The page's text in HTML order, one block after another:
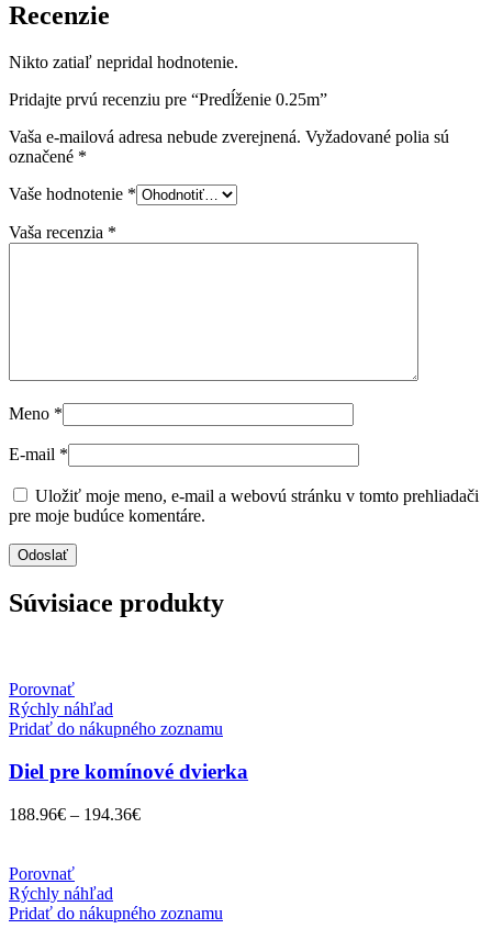
Recenzie
Nikto zatiaľ nepridal hodnotenie.
Pridajte prvú recenziu pre “Predĺženie 0.25m”
Vaša e-mailová adresa nebude zverejnená. Vyžadované polia sú
označené *
Vaše hodnotenie *
Vaša recenzia *
Meno *
E-mail *
Uložiť moje meno, e-mail a webovú stránku v tomto prehliadači
pre moje budúce komentáre.
Súvisiace produkty
Porovnať
Rýchly náhľad
Pridať do nákupného zoznamu
Diel pre komínové dvierka
188.96€ – 194.36€
Porovnať
Rýchly náhľad
Pridať do nákupného zoznamu